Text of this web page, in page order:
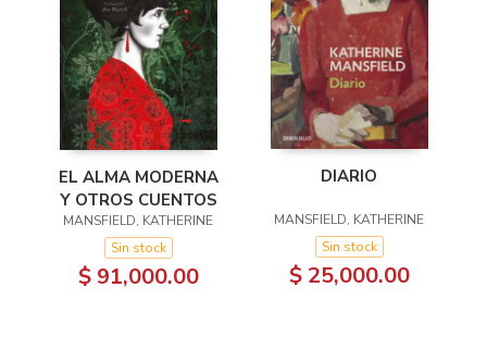
EL ALMA MODERNA
Y OTROS CUENTOS
MANSFIELD, KATHERINE
Sin stock
$ 91,000.00
DIARIO
MANSFIELD, KATHERINE
Sin stock
$ 25,000.00